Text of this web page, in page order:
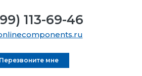
113-69-46
Перезвоните мне